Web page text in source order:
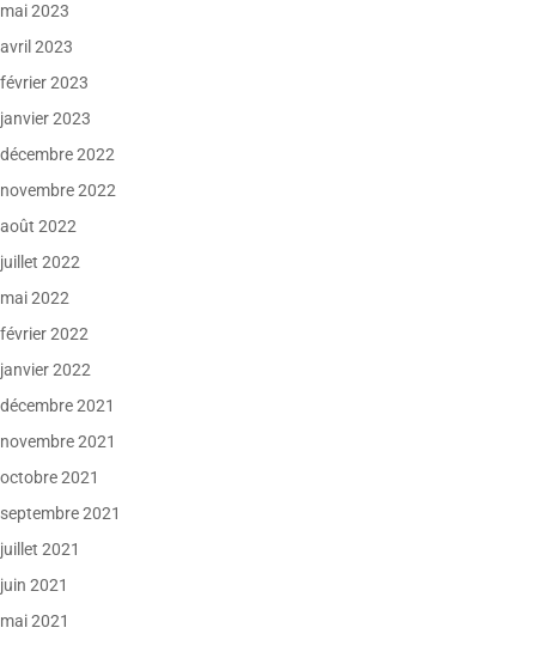
mai 2023
avril 2023
février 2023
janvier 2023
décembre 2022
novembre 2022
août 2022
juillet 2022
mai 2022
février 2022
janvier 2022
décembre 2021
novembre 2021
octobre 2021
septembre 2021
juillet 2021
juin 2021
mai 2021